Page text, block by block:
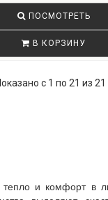
ПОСМОТРЕТЬ
В КОРЗИНУ
с 1 по 21 из
тепло и комфорт